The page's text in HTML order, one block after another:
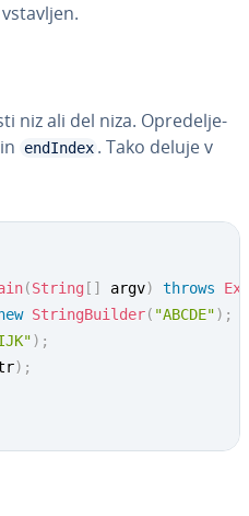
niz ali del niza. Opre­de­lje­
in endIndex . Tako deluje v
(String [ ] argv) throws
StringBuilder( "ABCDE") ;
) ;
) ;